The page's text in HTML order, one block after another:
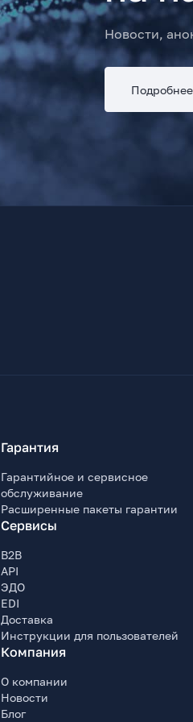
Новости,
Подробнее
Гарантия
Гарантийное и сервисное
обслуживание
Расширенные пакеты гарантии
Сервисы
B2B
API
ЭДО
EDI
Доставка
Инструкции для пользователей
Компания
О компании
Новости
Блог